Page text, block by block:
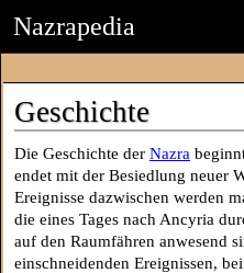
Nazrapedia
Geschichte
Die Geschichte der Nazra
endet mit der Besiedlung neuer
Ereignisse dazwischen werden
die eines Tages nach Ancyria
auf den Raumfähren anwesend
einschneidenden Ereignissen,